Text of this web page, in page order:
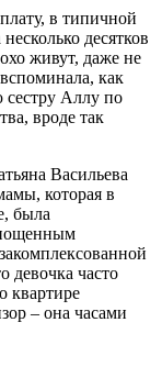
в типичной
десятков
живут, даже не
как
сестру Аллу по
вроде так
Васильева
которая в
была
девочка часто
квартире
– она часами